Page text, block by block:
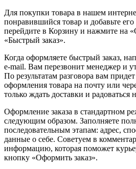
Для покупки товара в нашем
понравившийся товар и добавьте его
перейдите в Корзину и нажмите на
«Быстрый заказ».
Когда оформляете быстрый заказ,
e-mail. Вам перезвонит менеджер и
По результатам разговора вам
оформления товара на почту или
только ждать доставки и радоваться
Оформление заказа в стандартном
следующим образом. Заполняете
последовательным этапам: адрес,
данные о себе. Советуем в
информацию, которая поможет
кнопку «Оформить заказ».